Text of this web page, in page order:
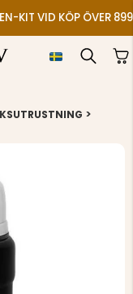
KIT VID KÖP ÖVER
>